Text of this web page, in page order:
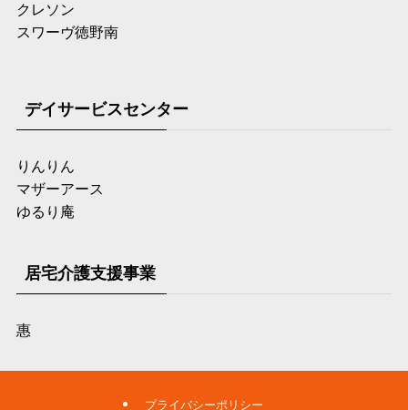
クレソン
スワーヴ徳野南
デイサービスセンター
りんりん
マザーアース
ゆるり庵
居宅介護支援事業
惠
プライバシーポリシー